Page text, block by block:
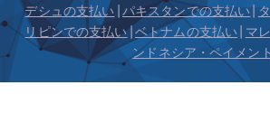
デシュの支払い | パキスタンでの支払い |
リピンでの支払い|ベトナムの支払い | マ
ンドネシア・ペイメント